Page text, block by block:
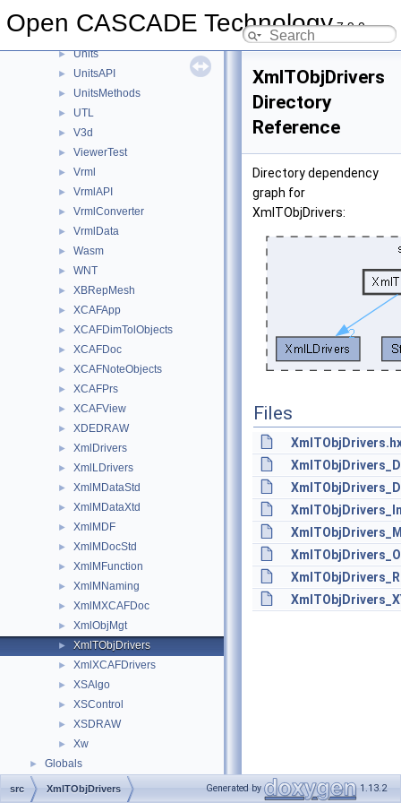
Open CASCADE Technology7.9.0
TransferBRep
► TShort
► Units
► UnitsAPI
► UnitsMethods
► UTL
► V3d
► ViewerTest
► Vrml
► VrmlAPI
► VrmlConverter
► VrmlData
► Wasm
► WNT
► XBRepMesh
► XCAFApp
► XCAFDimTolObjects
► XCAFDoc
► XCAFNoteObjects
► XCAFPrs
► XCAFView
► XDEDRAW
► XmlDrivers
► XmlLDrivers
► XmlMDataStd
► XmlMDataXtd
► XmlMDF
► XmlMDocStd
► XmlMFunction
► XmlMNaming
► XmlMXCAFDoc
► XmlObjMgt
► XmlTObjDrivers
► XmlXCAFDrivers
► XSAlgo
► XSControl
► XSDRAW
► Xw
► Globals
XmlTObjDrivers
Directory
Reference
Directory dependency
graph for
XmlTObjDrivers:
Files
src XmlTObjDrivers Generated by 1.13.2